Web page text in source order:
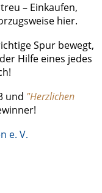
– Einkaufen,
hier.
Spur bewegt,
Hilfe eines jedes
und "Herzlichen
e. V.